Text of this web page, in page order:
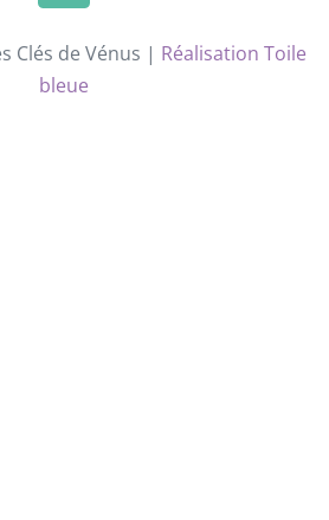
Clés de Vénus | Réalisation Toile
bleue